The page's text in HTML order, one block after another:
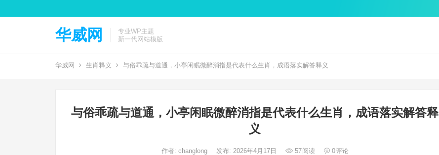
华威网
专业WP主题
新一代网站模版
华威网 生肖释义 与俗乖疏与道通，小亭闲眠微醉消指是代表什么生肖，成语落实解答释义
与俗乖疏与道通，小亭闲眠微醉消指是代表什么生肖，成语落实解答释
义
作者: changlong 发布: 2026年4月17日 57阅读 0评论